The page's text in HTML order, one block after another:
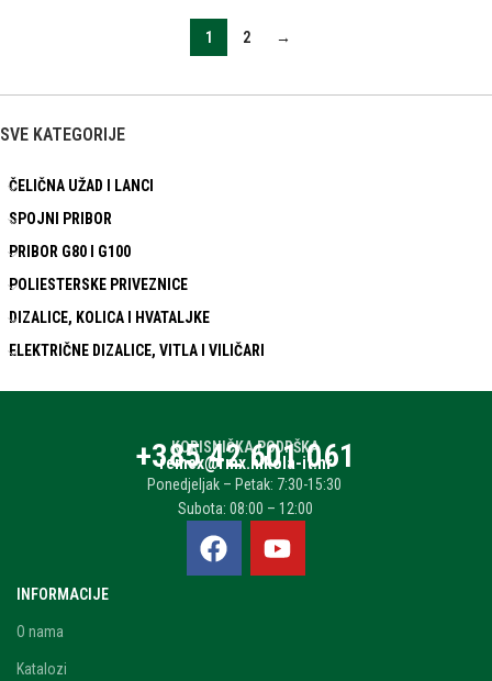
1 2 →
SVE KATEGORIJE
ČELIČNA UŽAD I LANCI
SPOJNI PRIBOR
PRIBOR G80 I G100
POLIESTERSKE PRIVEZNICE
DIZALICE, KOLICA I HVATALJKE
ELEKTRIČNE DIZALICE, VITLA I VILIČARI
KORISNIČKA PODRŠKA
+385 42 601 061
remex@rmx.nikola-it.hr
Ponedjeljak – Petak: 7:30-15:30
Subota: 08:00 – 12:00
INFORMACIJE
O nama
Katalozi